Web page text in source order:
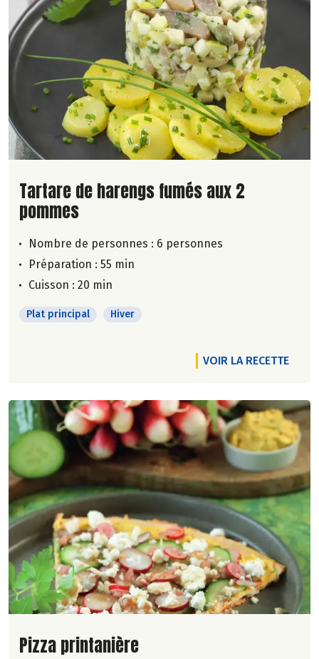
Lire la suite de la recette
Tartare de harengs fumés aux 2
pommes
Nombre de personnes : 6 personnes
Préparation : 55 min
Cuisson : 20 min
Plat principal Hiver
VOIR LA RECETTE
Lire la suite de la recette
Pizza printanière